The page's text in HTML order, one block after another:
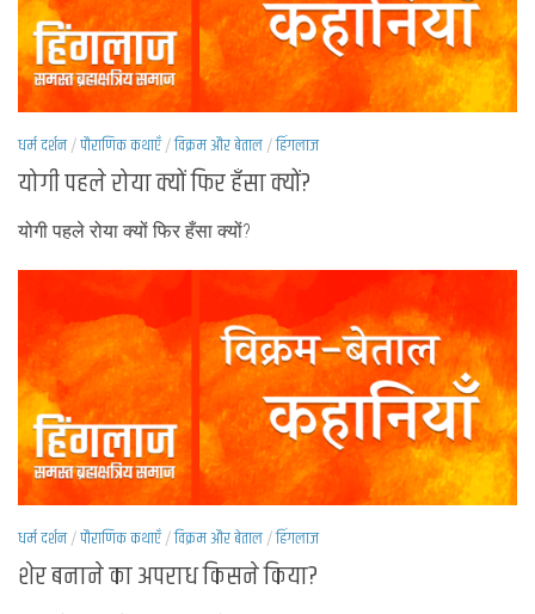
धर्म दर्शन/पौराणिक कथाएँ/विक्रम और बेताल/हिंगलाज
योगी पहले रोया क्यों फिर हँसा क्यों?
योगी पहले रोया क्यों फिर हँसा क्यों?
धर्म दर्शन/पौराणिक कथाएँ/विक्रम और बेताल/हिंगलाज
शेर बनाने का अपराध किसने किया?